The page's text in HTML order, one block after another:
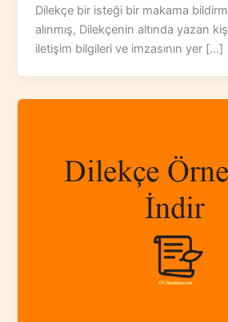
Dilekçe bir isteği bir makama
alınmış, Dilekçenin altında yazan
iletişim bilgileri ve imzasının yer […]